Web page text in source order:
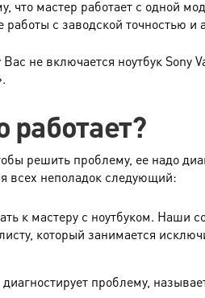
что мастер работает с одной
работы с заводской точностью и
не включается ноутбук Sony
работает?
решить проблему, ее надо
всех неполадок следующий:
к мастеру с ноутбуком. Наши
который занимается
проблему,